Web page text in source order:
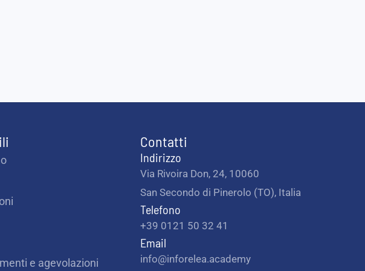
e agevolazioni
Contatti
Indirizzo
Via Rivoira Don, 24, 10060
San Secondo di Pinerolo (TO), Italia
Telefono
+39 0121 50 32 41
Email
info@inforelea.academy